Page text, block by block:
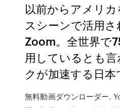
以前からアメリ
スシーンで活用さ
Zoom。全世界で
用しているとも
クが加速する日本
無料動画ダウンローダー.